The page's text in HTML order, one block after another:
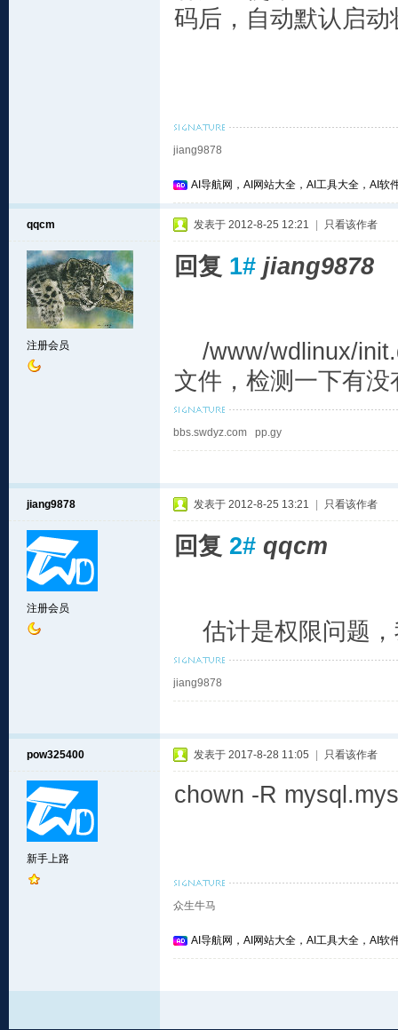
码后，自动默认启
jiang9878
AI导航网，AI网站大全，AI工具大全，AI软
qqcm
注册会员
发表于 2012-8-25 12:21 只看该作者
回复 1# jiang9878
/www/wdlinux/
文件，检测一下有
bbs.swdyz.com pp.gy
jiang9878
注册会员
发表于 2012-8-25 13:21 只看该作者
回复 2# qqcm
估计是权限问题，
jiang9878
pow325400
新手上路
发表于 2017-8-28 11:05 只看该作者
chown -R
众生牛马
AI导航网，AI网站大全，AI工具大全，AI软